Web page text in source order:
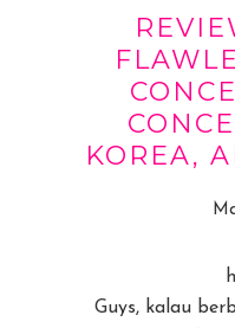
KOREA,
Guys, kalau